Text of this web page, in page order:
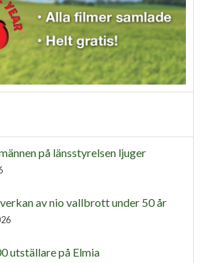
på länsstyrelsen ljuger
av nio vallbrott under 50 år
utställare på Elmia